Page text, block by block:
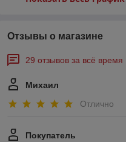
Отзывы о магазине
29 отзывов за всё время
Михаил
Отлично
Покупатель